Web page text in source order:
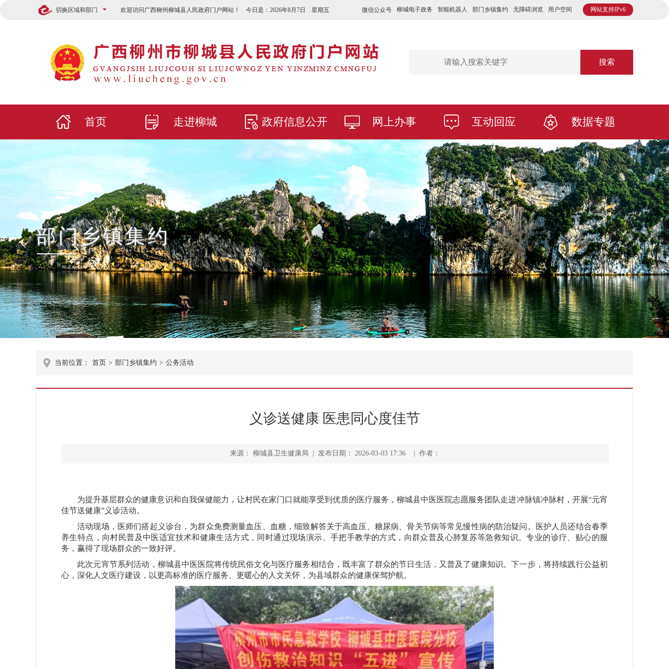
切换区域和部门 网站支持IPv6
微信公众号 柳城电子政务 智能机器人 部门乡镇集约 无障碍浏览 用户空间
欢迎访问广西柳州柳城县人民政府门户网站！ 今日是： 2026年8月7日 星期五
搜索
首页 走进柳城 政府信息公开 网上办事 互动回应 数据专题
部门乡镇集约
当前位置： 首页 > 部门乡镇集约 > 公务活动
义诊送健康 医患同心度佳节
来源： 柳城县卫生健康局 | 发布日期： 2026-03-03 17:36 | 作者：
为提升基层群众的健康意识和自我保健能力，让村民在家门口就能享受到优质的医疗服务，柳城县中医医院志愿服务团队走进冲脉镇冲脉村，开展“元宵
佳节送健康”义诊活动。
活动现场，医师们搭起义诊台，为群众免费测量血压、血糖，细致解答关于高血压、糖尿病、骨关节病等常见慢性病的防治疑问。医护人员还结合春季
养生特点，向村民普及中医适宜技术和健康生活方式，同时通过现场演示、手把手教学的方式，向群众普及心肺复苏等急救知识。专业的诊疗、贴心的服
务，赢得了现场群众的一致好评。
此次元宵节系列活动，柳城县中医医院将传统民俗文化与医疗服务相结合，既丰富了群众的节日生活，又普及了健康知识。下一步，将持续践行公益初
心，深化人文医疗建设，以更高标准的医疗服务、更暖心的人文关怀，为县域群众的健康保驾护航。